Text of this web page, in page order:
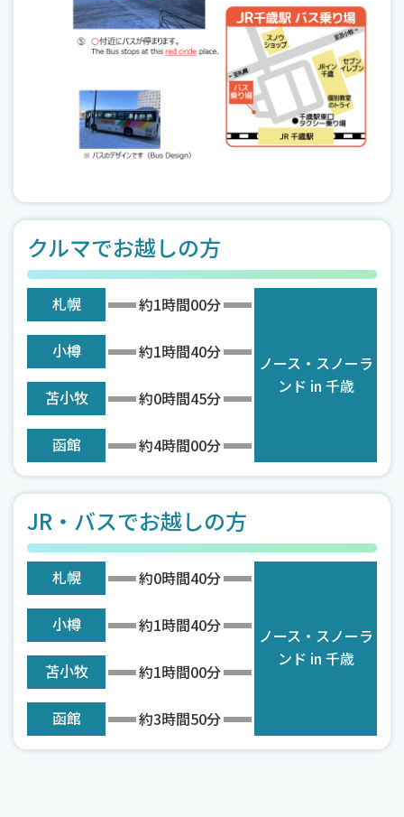
クルマでお越しの方
札幌 約1時間00分
小樽 約1時間40分
苫小牧 約0時間45分
函館 約4時間00分
ノース・スノーラ
ンド in 千歳
JR・バスでお越しの方
札幌 約0時間40分
小樽 約1時間40分
苫小牧 約1時間00分
函館 約3時間50分
ノース・スノーラ
ンド in 千歳